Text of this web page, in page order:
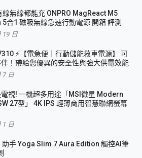
線無線都能充 ONPRO MagReact M5
合1 磁吸無線急速行動電源 開箱 評測
19 日
⚡【電急便｜行動儲能救車電源】 可
！帶給您優異的安全性與強大供電效能
7 日
視! 一機超多用途「MSI微星 Modern
27型」 4K IPS 輕薄商用智慧聯網螢幕
1 日
助手 Yoga Slim 7 Aura Edition 觸控AI筆